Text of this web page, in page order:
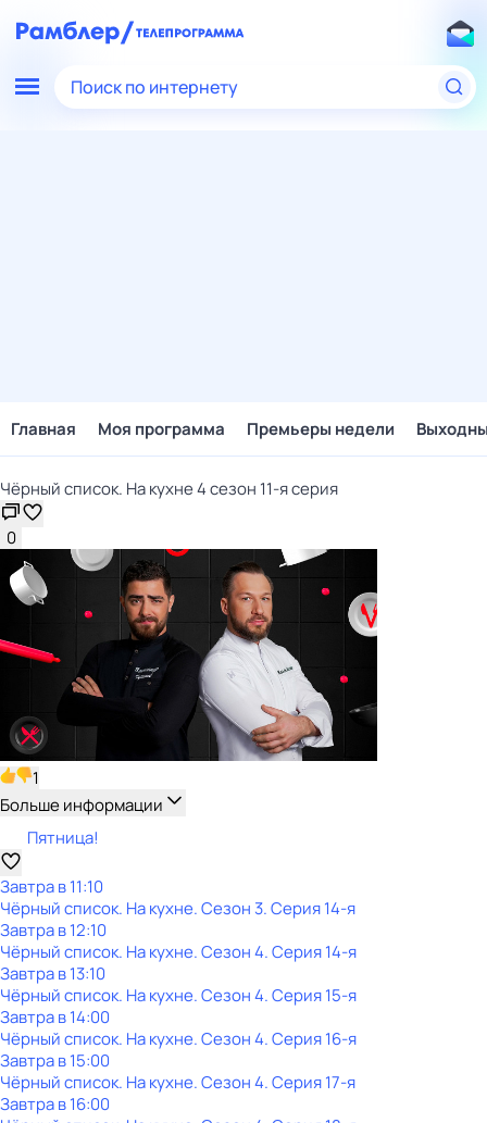
Поиск по интернету
Главная Моя программа Премьеры недели
Чёрный список. На кухне 4 сезон 11-я серия
0
1
Больше информации
Пятница!
Завтра в 11:10
Чёрный список. На кухне. Сезон 3. Серия 14-я
Завтра в 12:10
Чёрный список. На кухне. Сезон 4. Серия 14-я
Завтра в 13:10
Чёрный список. На кухне. Сезон 4. Серия 15-я
Завтра в 14:00
Чёрный список. На кухне. Сезон 4. Серия 16-я
Завтра в 15:00
Чёрный список. На кухне. Сезон 4. Серия 17-я
Завтра в 16:00